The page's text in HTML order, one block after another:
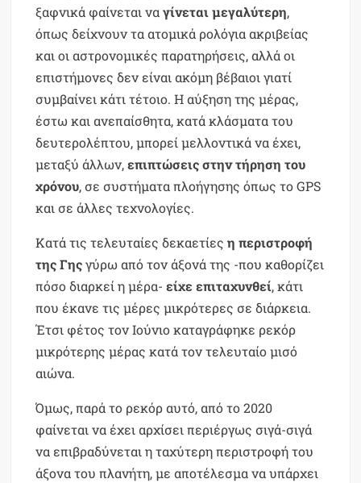
ξαφνικά φαίνεται ναγίνεται μεγαλύτερη,
όπως δείχνουν τα ατομικά ρολόγια ακριβείας
και οι αστρονομικές παρατηρήσεις, αλλά οι
επιστήμονες δεν είναι ακόμη βέβαιοι γιατί
συμβαίνει κάτι τέτοιο. Η αύξηση της μέρας,
έστω και ανεπαίσθητα, κατά κλάσματα του
δευτερολέπτου, μπορεί μελλοντικά να έχει,
μεταξύ άλλων,επιπτώσεις στην τήρηση του
χρόνου, σε συστήματα πλοήγησης όπως το GPS
και σε άλλες τεχνολογίες.
Κατά τις τελευταίες δεκαετίεςη περιστροφή
της Γηςγύρω από τον άξονά της -που καθορίζει
πόσο διαρκεί η μέρα-είχε επιταχυνθεί, κάτι
που έκανε τις μέρες μικρότερες σε διάρκεια.
Έτσι φέτος τον Ιούνιο καταγράφηκε ρεκόρ
μικρότερης μέρας κατά τον τελευταίο μισό
αιώνα.
Όμως, παρά το ρεκόρ αυτό, από το 2020
φαίνεται να έχει αρχίσει περιέργως σιγά-σιγά
να επιβραδύνεται η ταχύτερη περιστροφή του
άξονα του πλανήτη, με αποτέλεσμα να υπάρχει